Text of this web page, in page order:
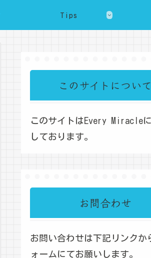
Tips
このサイトについて
このサイトはEvery Miracle
しております。
お問合わせ
お問い合わせは下記リンクか
ォームにてお願いします。